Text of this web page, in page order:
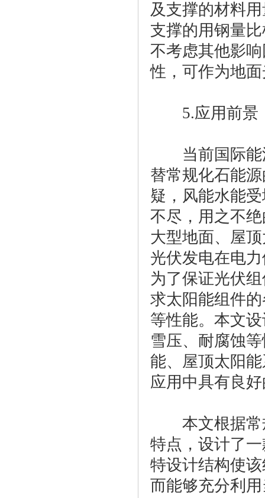
及支撑的材料
支撑的用钢量
不考虑其他影
性，可作为地
5.应用前景
当前国际能
替常规化石能
疑，风能水能
不尽，用之不
大型地面、屋
光伏发电在电
为了保证光伏
求太阳能组件
等性能。本文
雪压、耐腐蚀
能、屋顶太阳
应用中具有良
本文根据常
特点，设计了
特设计结构使
而能够充分利